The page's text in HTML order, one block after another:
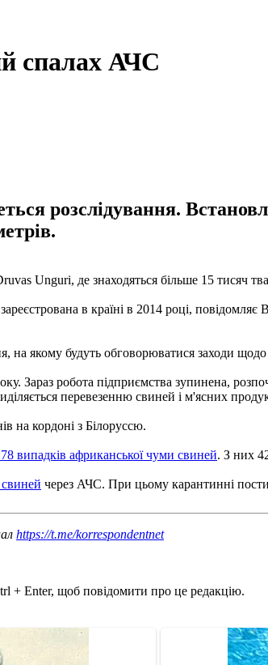
спалах АЧС
розслідування.
Unguri, де знаходяться більше 15 тисяч
в країні в 2014 році,
на якому будуть обговорюватися заходи
робота підприємства зупинена,
перевезенню свиней і м'ясних
на кордоні з Білоруссю.
випадків африканської чуми свиней. З них
через АЧС. При цьому карантинні пости
https://t.me/korrespondentnet
+ Enter, щоб повідомити про це редакцію.